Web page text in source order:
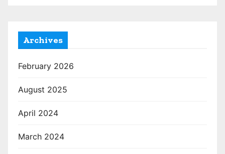
Archives
February 2026
August 2025
April 2024
March 2024